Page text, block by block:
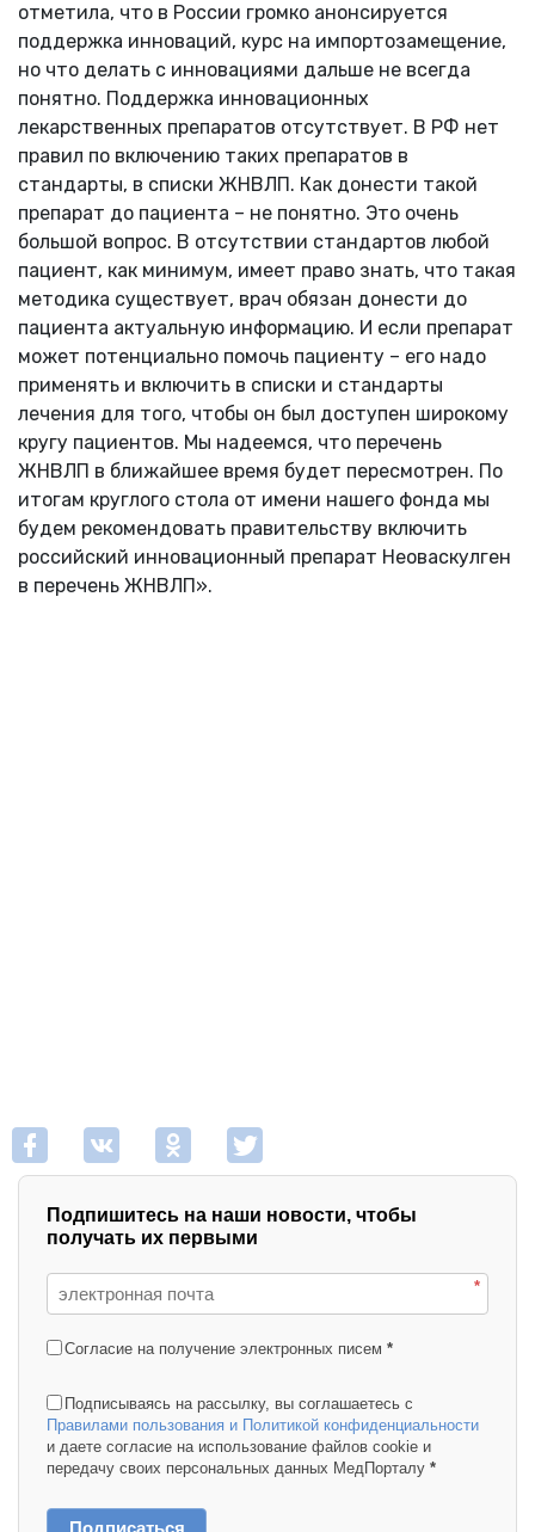
отметила, что в России громко анонсируется
поддержка инноваций, курс на импортозамещение,
но что делать с инновациями дальше не всегда
понятно. Поддержка инновационных
лекарственных препаратов отсутствует. В РФ нет
правил по включению таких препаратов в
стандарты, в списки ЖНВЛП. Как донести такой
препарат до пациента – не понятно. Это очень
большой вопрос. В отсутствии стандартов любой
пациент, как минимум, имеет право знать, что такая
методика существует, врач обязан донести до
пациента актуальную информацию. И если препарат
может потенциально помочь пациенту – его надо
применять и включить в списки и стандарты
лечения для того, чтобы он был доступен широкому
кругу пациентов. Мы надеемся, что перечень
ЖНВЛП в ближайшее время будет пересмотрен. По
итогам круглого стола от имени нашего фонда мы
будем рекомендовать правительству включить
российский инновационный препарат Неоваскулген
в перечень ЖНВЛП».
Подпишитесь на наши новости, чтобы
получать их первыми
*
Согласие на получение электронных писем *
Подписываясь на рассылку, вы соглашаетесь с
Правилами пользования и Политикой конфиденциальности
и даете согласие на использование файлов cookie и
передачу своих персональных данных МедПорталу *